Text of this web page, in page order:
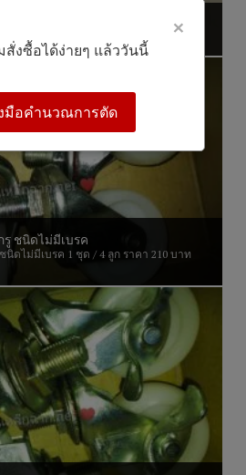
บบมีเบรค
ชนิดไม่มีเบรค
ดไม่มีเบรค 1 ชุด / 4 ลูก ราคา 210 บาท
×
สั่งซื้อได้ง่ายๆ แล้ววันนี้
มือคำนวณการตัด